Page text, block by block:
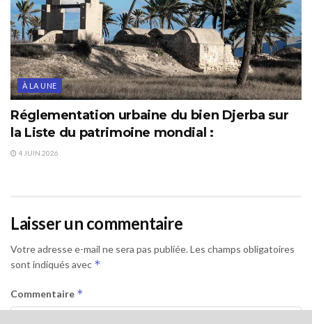
À LA UNE
Réglementation urbaine du bien Djerba sur
la Liste du patrimoine mondial :
4 JUIN 2026
Laisser un commentaire
Votre adresse e-mail ne sera pas publiée. Les champs obligatoires
sont indiqués avec *
Commentaire *